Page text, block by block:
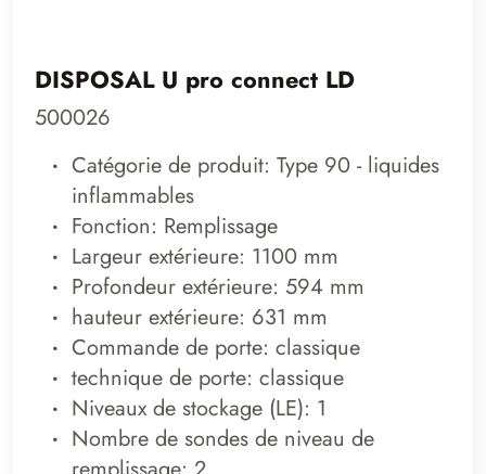
DISPOSAL U pro connect LD
500026
Catégorie de produit: Type 90 - liquides
inflammables
Fonction: Remplissage
Largeur extérieure: 1100 mm
Profondeur extérieure: 594 mm
hauteur extérieure: 631 mm
Commande de porte: classique
technique de porte: classique
Niveaux de stockage (LE): 1
Nombre de sondes de niveau de